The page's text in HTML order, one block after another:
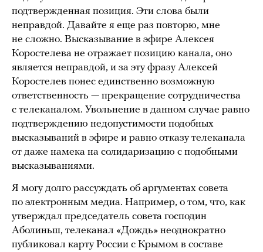
подтвержденная позиция. Эти слова были
неправдой. Давайте я еще раз повторю, мне
не сложно. Высказывание в эфире Алексея
Коростелева не отражает позицию канала, оно
является неправдой, и за эту фразу Алексей
Коростелев понес единственно возможную
ответственность — прекращение сотрудничества
с телеканалом. Увольнение в данном случае равно
подтверждению недопустимости подобных
высказываний в эфире и равно отказу телеканала
от даже намека на солидаризацию с подобными
высказываниями.
Я могу долго рассуждать об аргументах совета
по электронным медиа. Например, о том, что, как
утверждал председатель совета господин
Аболиньш, телеканал «Дождь» неоднократно
публиковал карту России с Крымом в составе